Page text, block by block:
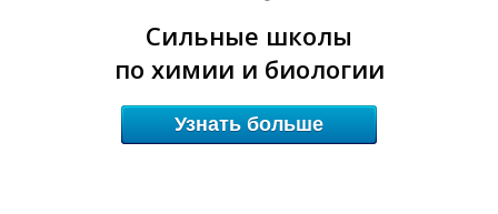
Сильные школы
по химии и биологии
Узнать больше